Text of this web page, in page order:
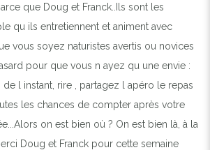
que Doug et Franck..Ils sont les
qu ils entretiennent et animent avec
vous soyez naturistes avertis ou novices
pour que vous n ayez qu une envie :
l instant, rire , partagez l apéro le repas
les chances de compter après votre
on est bien où ? On est bien là, à la
Doug et Franck pour cette semaine